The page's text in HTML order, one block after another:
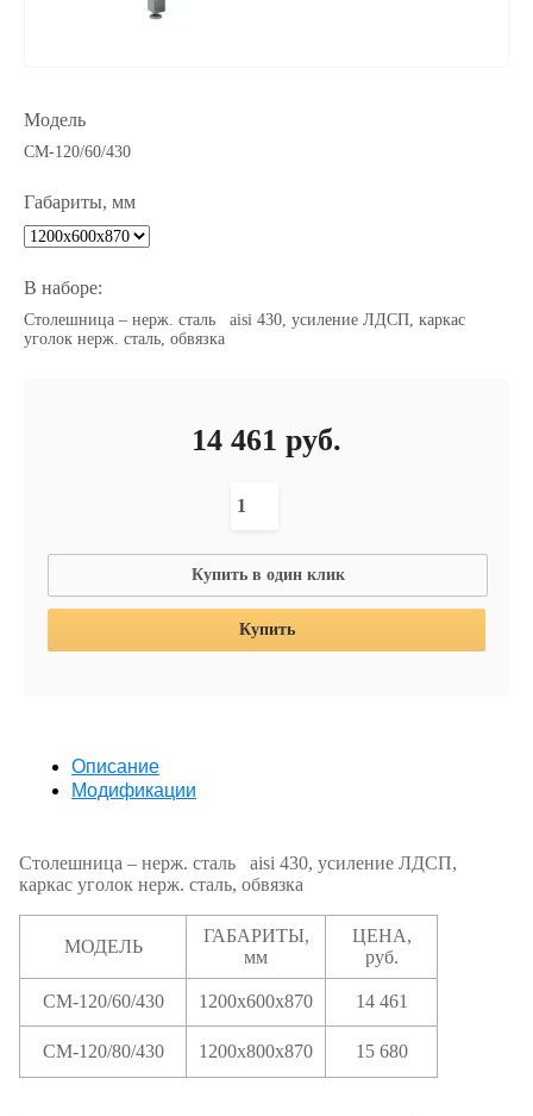
Модель
СМ-120/60/430
Габариты, мм
В наборе:
Столешница – нерж. сталь aisi 430, усиление ЛДСП, каркас
уголок нерж. сталь, обвязка
14 461 руб.
Купить в один клик
Купить
Описание
Модификации
Столешница – нерж. сталь aisi 430, усиление ЛДСП,
каркас уголок нерж. сталь, обвязка
МОДЕЛЬ
ГАБАРИТЫ,
мм
ЦЕНА,
руб.
СМ-120/60/430 1200х600х870 14 461
СМ-120/80/430 1200х800х870 15 680